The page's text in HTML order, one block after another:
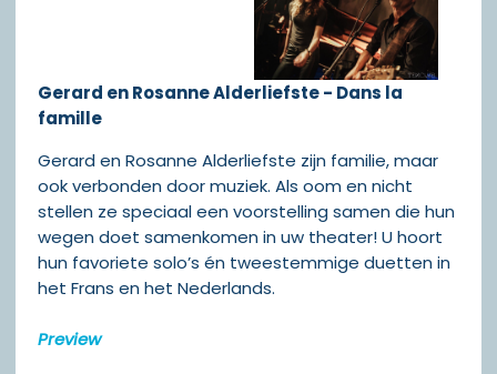
Gerard en Rosanne Alderliefste - Dans la
famille
Gerard en Rosanne Alderliefste zijn familie, maar
ook verbonden door muziek. Als oom en nicht
stellen ze speciaal een voorstelling samen die hun
wegen doet samenkomen in uw theater! U hoort
hun favoriete solo’s én tweestemmige duetten in
het Frans en het Nederlands.
Preview